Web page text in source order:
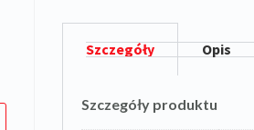
Szczegóły Opis
Szczegóły produktu